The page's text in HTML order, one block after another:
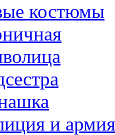
костюмы
и армия